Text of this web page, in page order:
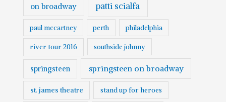
on broadway patti scialfa
paul mccartney perth philadelphia
river tour 2016 southside johnny
springsteen springsteen on broadway
st. james theatre stand up for heroes